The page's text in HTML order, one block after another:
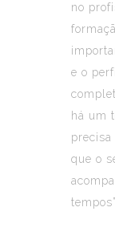
no
e o
há um
que o